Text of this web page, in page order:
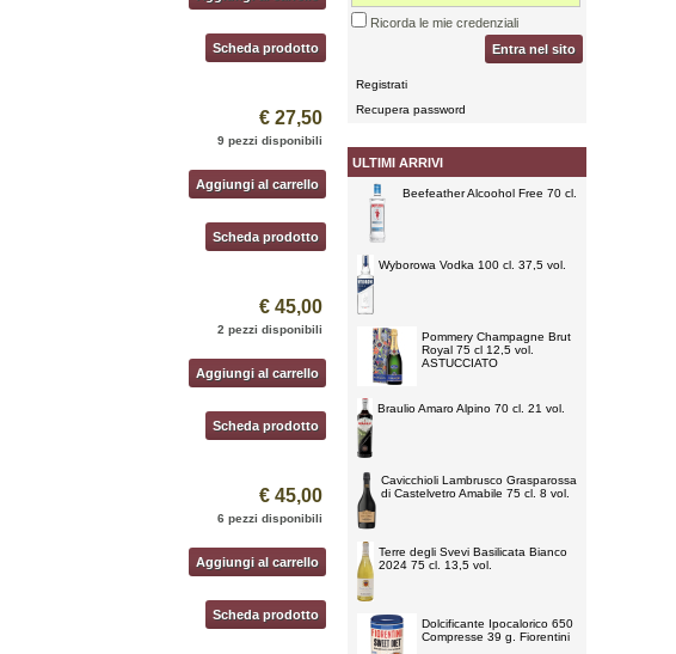
Scheda prodotto
€ 27,50
9 pezzi disponibili
Aggiungi al carrello
Scheda prodotto
€ 45,00
2 pezzi disponibili
Aggiungi al carrello
Scheda prodotto
€ 45,00
6 pezzi disponibili
Aggiungi al carrello
Scheda prodotto
Ricorda le mie credenziali
Entra nel sito
Registrati
Recupera password
ULTIMI ARRIVI
Beefeather Alcoohol Free 70 cl.
Wyborowa Vodka 100 cl. 37,5 vol.
Pommery Champagne Brut
Royal 75 cl 12,5 vol.
ASTUCCIATO
Braulio Amaro Alpino 70 cl. 21 vol.
Cavicchioli Lambrusco Grasparossa
di Castelvetro Amabile 75 cl. 8 vol.
Terre degli Svevi Basilicata Bianco
2024 75 cl. 13,5 vol.
Dolcificante Ipocalorico 650
Compresse 39 g. Fiorentini